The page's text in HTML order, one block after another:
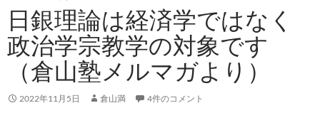
日銀理論は経済学ではなく
政治学宗教学の対象です
（倉山塾メルマガより）
2022年11月5日 倉山満 4件のコメント